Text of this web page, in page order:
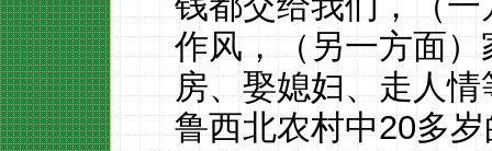
作风，（另一方面
房、娶媳妇、走人情
鲁西北农村中20多